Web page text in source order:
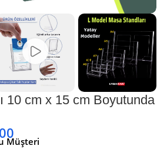
10 cm x 15 cm Boyutunda
Müşteri